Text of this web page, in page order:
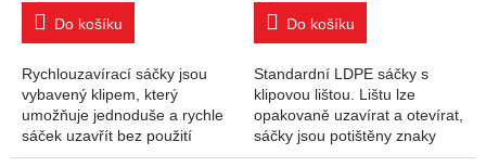
Do košíku
Rychlouzavírací sáčky jsou
vybavený klipem, který
umožňuje jednoduše a rychle
sáček uzavřít bez použití
dalších nástrojů. Jsou vhodné
Do košíku
Standardní LDPE sáčky s
klipovou lištou. Lištu lze
opakovaně uzavírat a otevírat,
sáčky jsou potištěny znaky
materiálu a recyklace.